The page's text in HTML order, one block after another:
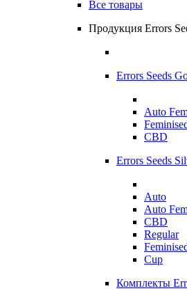
Все товары
Продукция Errors
Errors Seeds
Auto
CBD
Errors Seeds
Auto
Auto
CBD
Regular
Cup
Комплекты